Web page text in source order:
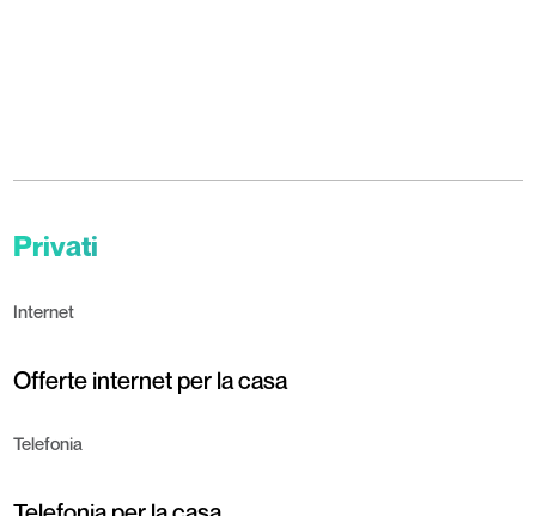
Privati
Internet
Offerte internet per la casa
Telefonia